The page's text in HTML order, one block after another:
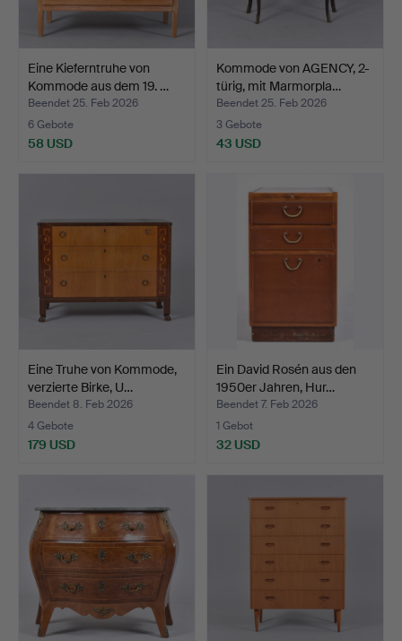
Eine Kieferntruhe von
Kommode aus dem 19. …
Beendet 25. Feb 2026
6 Gebote
58 USD
Kommode von AGENCY, 2-
türig, mit Marmorpla…
Beendet 25. Feb 2026
3 Gebote
43 USD
Eine Truhe von Kommode,
verzierte Birke, U…
Beendet 8. Feb 2026
4 Gebote
179 USD
Ein David Rosén aus den
1950er Jahren, Hur…
Beendet 7. Feb 2026
1 Gebot
32 USD